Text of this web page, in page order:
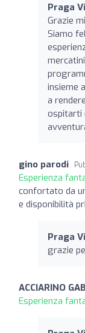
Praga
Grazie
Siamo
insieme
a
ospitarti
gino parodi
Esperienza
confortato da
e disponibilità
Praga
grazie
ACCIARINO
Esperienza